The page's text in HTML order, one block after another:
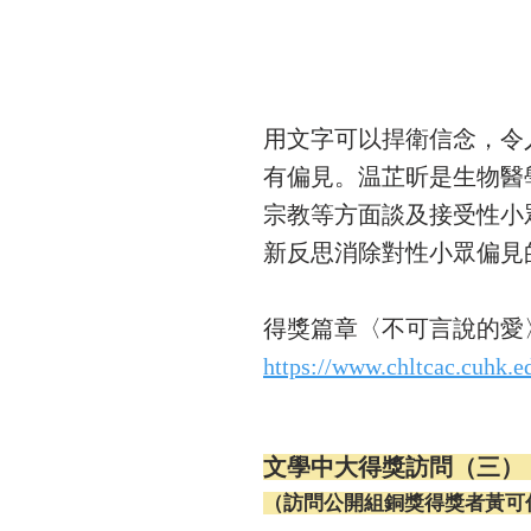
用文字可以捍衛信念，
有偏見。温芷昕是生物
宗教等方面談及接受性
新反思消除對性小眾偏
得獎篇章〈不可言說的
https://
文學中大得獎訪問（三）
（訪問公開組銅獎得獎者黃